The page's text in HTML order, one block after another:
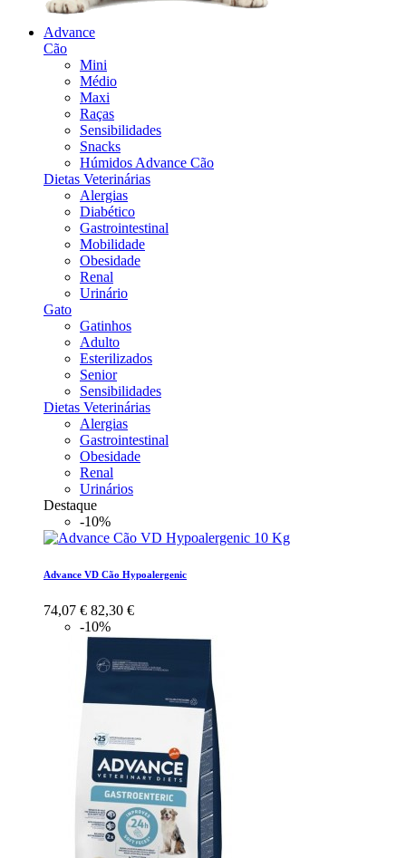
Advance
Cão
Mini
Médio
Maxi
Raças
Sensibilidades
Snacks
Húmidos Advance Cão
Dietas Veterinárias
Alergias
Diabético
Gastrointestinal
Mobilidade
Obesidade
Renal
Urinário
Gato
Gatinhos
Adulto
Esterilizados
Senior
Sensibilidades
Dietas Veterinárias
Alergias
Gastrointestinal
Obesidade
Renal
Urinários
Destaque
-10%
Advance VD Cão Hypoalergenic
74,07 € 82,30 €
-10%